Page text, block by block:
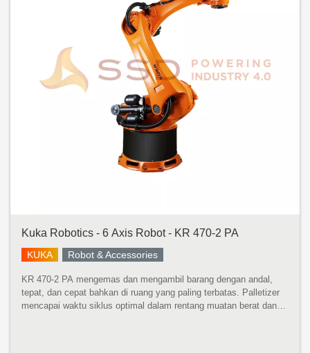
Kuka Robotics - 6 Axis Robot - KR 470-2 PA
KUKA Robot & Accessories
KR 470-2 PA mengemas dan mengambil barang dengan andal,
tepat, dan cepat bahkan di ruang yang paling terbatas. Palletizer
mencapai waktu siklus optimal dalam rentang muatan berat dan